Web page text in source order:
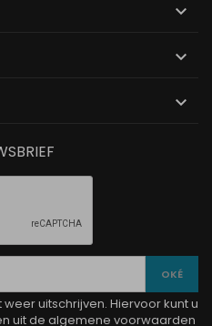



uitschrijven. Hiervoor kunt u
uit de algemene voorwaarden